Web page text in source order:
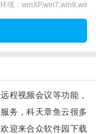
境：
程视频会议等功能，
务，科天章鱼云很多
迎来合众软件园下载